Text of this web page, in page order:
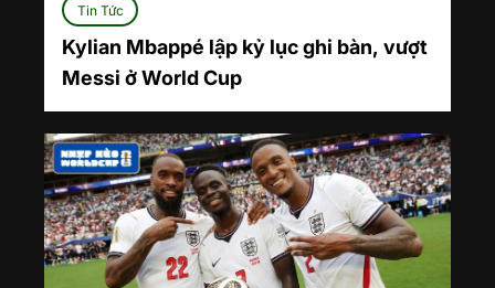
Tin Tức
Kylian Mbappé lập kỷ lục ghi bàn, vượt
Messi ở World Cup